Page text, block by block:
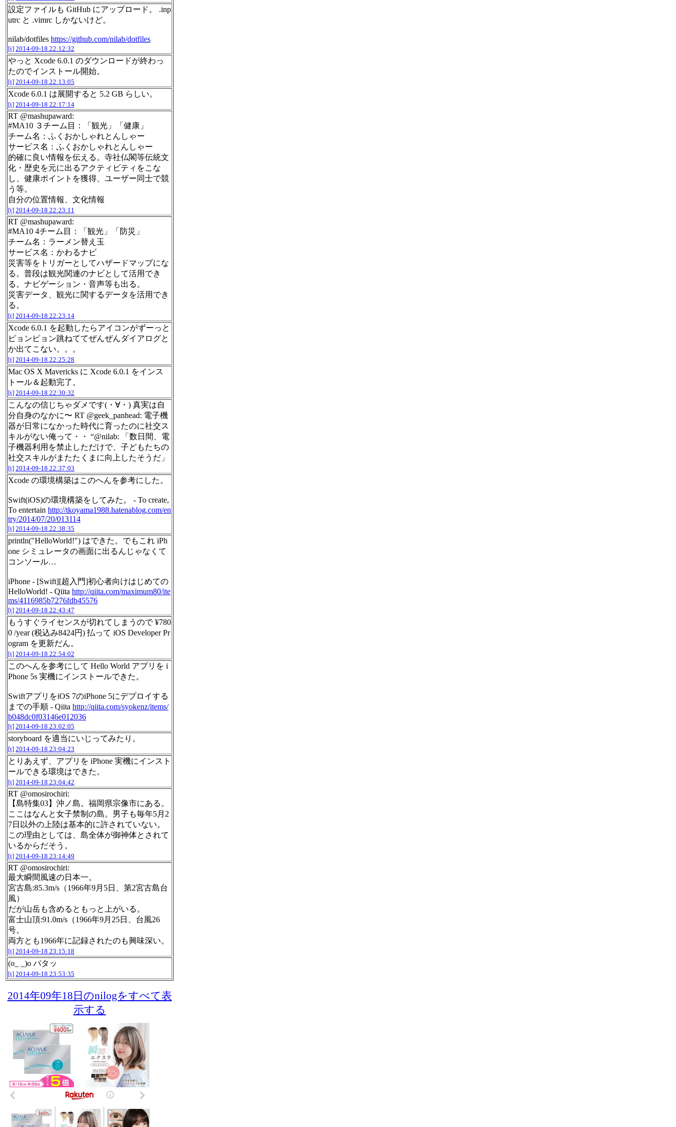
設定ファイルも GitHub にアップロード。 .inp
utrc と .vimrc しかないけど。
nilab/dotfiles https://github.com/nilab/dotfiles
[t] 2014-09-18 22:12:32
やっと Xcode 6.0.1 のダウンロードが終わっ
たのでインストール開始。
[t] 2014-09-18 22:13:05
Xcode 6.0.1 は展開すると 5.2 GB らしい。
[t] 2014-09-18 22:17:14
RT @mashupaward:
#MA10 ３チーム目：「観光」「健康」
チーム名：ふくおかしゃれとんしゃー
サービス名：ふくおかしゃれとんしゃー
的確に良い情報を伝える。寺社仏閣等伝統文
化・歴史を元に出るアクティビティをこな
し、健康ポイントを獲得、ユーザー同士で競
う等。
自分の位置情報、文化情報
[t] 2014-09-18 22:23:11
RT @mashupaward:
#MA10 4チーム目：「観光」「防災」
チーム名：ラーメン替え玉
サービス名：かわるナビ
災害等をトリガーとしてハザードマップにな
る。普段は観光関連のナビとして活用でき
る。ナビゲーション・音声等も出る。
災害データ、観光に関するデータを活用でき
る。
[t] 2014-09-18 22:23:14
Xcode 6.0.1 を起動したらアイコンがずーっと
ピョンピョン跳ねててぜんぜんダイアログと
か出てこない。。。
[t] 2014-09-18 22:25:28
Mac OS X Mavericks に Xcode 6.0.1 をインス
トール＆起動完了。
[t] 2014-09-18 22:30:32
こんなの信じちゃダメです(・∀・) 真実は自
分自身のなかに〜 RT @geek_panhead: 電子機
器が日常になかった時代に育ったのに社交ス
キルがない俺って・・ “@nilab: 「数日間、電
子機器利用を禁止しただけで、子どもたちの
社交スキルがまたたくまに向上したそうだ」
[t] 2014-09-18 22:37:03
Xcode の環境構築はこのへんを参考にした。
Swift(iOS)の環境構築をしてみた。 - To create,
To entertain http://tkoyama1988.hatenablog.com/en
try/2014/07/20/013114
[t] 2014-09-18 22:38:35
println("HelloWorld!") はできた。でもこれ iPh
one シミュレータの画面に出るんじゃなくて
コンソール…
iPhone - [Swift][超入門]初心者向けはじめての
HelloWorld! - Qiita http://qiita.com/maximum80/ite
ms/4116985b7276fdb45576
[t] 2014-09-18 22:43:47
もうすぐライセンスが切れてしまうので ¥780
0 /year (税込み8424円) 払って iOS Developer Pr
ogram を更新だん。
[t] 2014-09-18 22:54:02
このへんを参考にして Hello World アプリを i
Phone 5s 実機にインストールできた。
SwiftアプリをiOS 7のiPhone 5にデプロイする
までの手順 - Qiita http://qiita.com/syokenz/items/
b048dc0f03146e012036
[t] 2014-09-18 23:02:05
storyboard を適当にいじってみたり。
[t] 2014-09-18 23:04:23
とりあえず、アプリを iPhone 実機にインスト
ールできる環境はできた。
[t] 2014-09-18 23:04:42
RT @omosirochiri:
【島特集03】沖ノ島。福岡県宗像市にある。
ここはなんと女子禁制の島。男子も毎年5月2
7日以外の上陸は基本的に許されていない。
この理由としては、島全体が御神体とされて
いるからだそう。
[t] 2014-09-18 23:14:49
RT @omosirochiri:
最大瞬間風速の日本一。
宮古島:85.3m/s（1966年9月5日、第2宮古島台
風）
だが山岳も含めるともっと上がいる。
富士山頂:91.0m/s（1966年9月25日、台風26
号。
両方とも1966年に記録されたのも興味深い。
[t] 2014-09-18 23:15:18
(o_ _)o パタッ
[t] 2014-09-18 23:53:35
2014年09年18日のnilogをすべて表
示する